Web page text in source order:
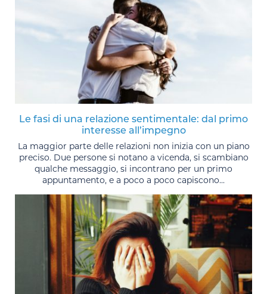
Le fasi di una relazione sentimentale: dal primo
interesse all’impegno
La maggior parte delle relazioni non inizia con un piano
preciso. Due persone si notano a vicenda, si scambiano
qualche messaggio, si incontrano per un primo
appuntamento, e a poco a poco capiscono...